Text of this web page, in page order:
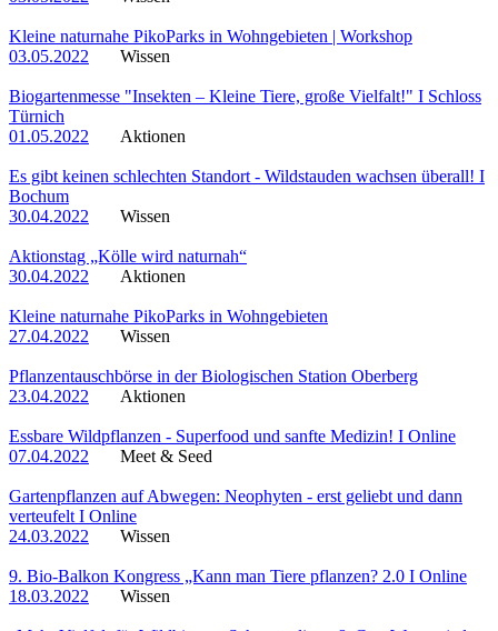
Kleine naturnahe PikoParks in Wohngebieten | Workshop
03.05.2022
Wissen
Biogartenmesse "Insekten – Kleine Tiere, große Vielfalt!" I Schloss
Türnich
01.05.2022
Aktionen
Es gibt keinen schlechten Standort - Wildstauden wachsen überall! I
Bochum
30.04.2022
Wissen
Aktionstag „Kölle wird naturnah“
30.04.2022
Aktionen
Kleine naturnahe PikoParks in Wohngebieten
27.04.2022
Wissen
Pflanzentauschbörse in der Biologischen Station Oberberg
23.04.2022
Aktionen
Essbare Wildpflanzen - Superfood und sanfte Medizin! I Online
07.04.2022
Meet & Seed
Gartenpflanzen auf Abwegen: Neophyten - erst geliebt und dann
verteufelt I Online
24.03.2022
Wissen
9. Bio-Balkon Kongress „Kann man Tiere pflanzen? 2.0 I Online
18.03.2022
Wissen